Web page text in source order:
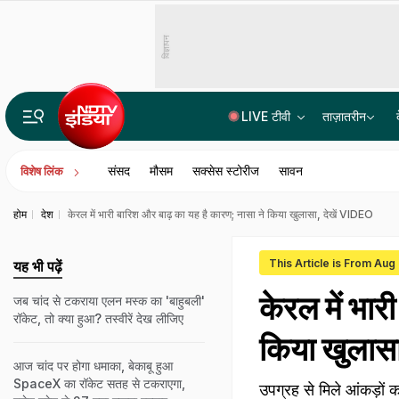
विज्ञापन
LIVE टीवी ताज़ातरीन
विशेष लिंक संसद मौसम सक्सेस स्टोरीज सावन
होम देश केरल में भारी बारिश और बाढ़ का यह है कारण; नासा ने किया खुलासा, देखें VIDEO
This Article is From Aug
केरल में
किया
उपग्रह से मिले आंकड़ों
यह भी पढ़ें
जब चांद से टकराया एलन मस्क का 'बाहुबली'
रॉकेट, तो क्या हुआ? तस्वीरें देख लीजिए
आज चांद पर होगा धमाका, बेकाबू हुआ
SpaceX का रॉकेट सतह से टकराएगा,